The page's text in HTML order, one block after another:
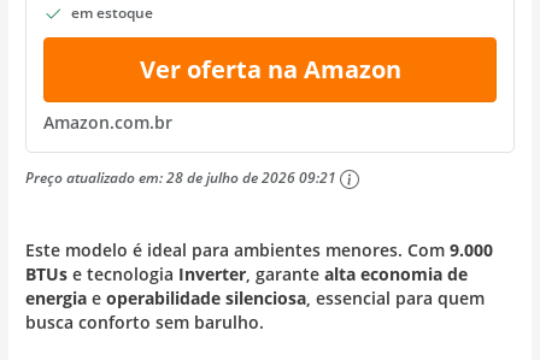
em estoque
Ver oferta na Amazon
Amazon.com.br
Preço atualizado em:28 de julho de 2026 09:21
Este modelo é ideal para ambientes menores. Com9.000
BTUs e tecnologia Inverter, garantealta economia de
energia eoperabilidade silenciosa, essencial para quem
busca conforto sem barulho.